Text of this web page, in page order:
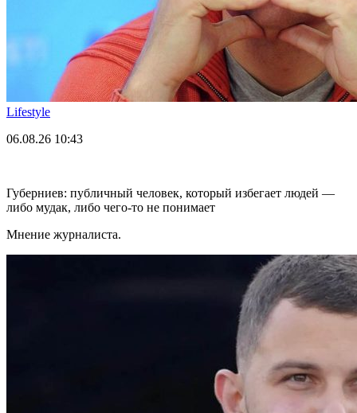
Lifestyle
06.08.26 10:43
Губерниев: публичный человек, который избегает людей —
либо мудак, либо чего-то не понимает
Мнение журналиста.